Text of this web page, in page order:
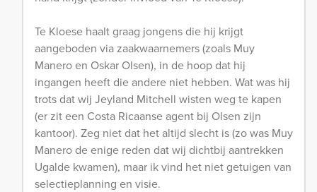
Te Kloese haalt graag jongens die hij krijgt
aangeboden via zaakwaarnemers (zoals Muy
Manero en Oskar Olsen), in de hoop dat hij
ingangen heeft die andere niet hebben. Wat was hij
trots dat wij Jeyland Mitchell wisten weg te kapen
(er zit een Costa Ricaanse agent bij Olsen zijn
kantoor). Zeg niet dat het altijd slecht is (zo was Muy
Manero de enige reden dat wij dichtbij aantrekken
Ugalde kwamen), maar ik vind het niet getuigen van
selectieplanning en visie.